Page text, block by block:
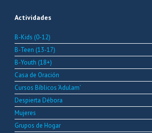
Actividades
B-Kids (0-12)
B-Teen (13-17)
B-Youth (18+)
Casa de Oración
Cursos Bíblicos ‘Adulam’
Despierta Débora
Mujeres
Grupos de Hogar